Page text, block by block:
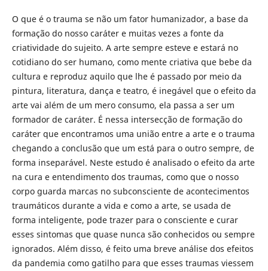
O que é o trauma se não um fator humanizador, a base da
formação do nosso caráter e muitas vezes a fonte da
criatividade do sujeito. A arte sempre esteve e estará no
cotidiano do ser humano, como mente criativa que bebe da
cultura e reproduz aquilo que lhe é passado por meio da
pintura, literatura, dança e teatro, é inegável que o efeito da
arte vai além de um mero consumo, ela passa a ser um
formador de caráter. É nessa intersecção de formação do
caráter que encontramos uma união entre a arte e o trauma
chegando a conclusão que um está para o outro sempre, de
forma inseparável. Neste estudo é analisado o efeito da arte
na cura e entendimento dos traumas, como que o nosso
corpo guarda marcas no subconsciente de acontecimentos
traumáticos durante a vida e como a arte, se usada de
forma inteligente, pode trazer para o consciente e curar
esses sintomas que quase nunca são conhecidos ou sempre
ignorados. Além disso, é feito uma breve análise dos efeitos
da pandemia como gatilho para que esses traumas viessem